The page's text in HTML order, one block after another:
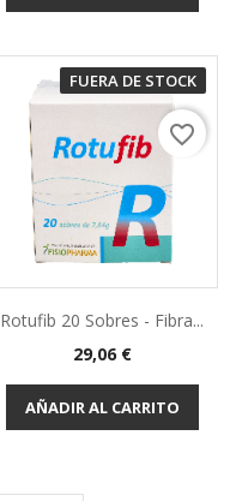
Rotufib 20 Sobres - Fibra...
29,06 €
AÑADIR AL CARRITO
FUERA DE STOCK
favorite_border